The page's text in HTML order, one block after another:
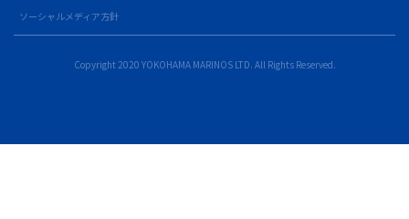
ソーシャルメディア方針
Copyright 2020 YOKOHAMA MARINOS LTD. All Rights Reserved.